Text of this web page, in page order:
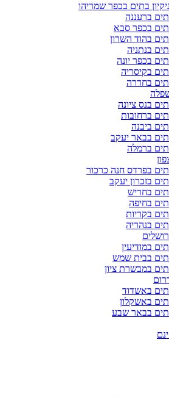
בתים בכפר שמריהו
ברעננה
בתים בכפר סבא
בהוד השרון
בנתניה
בכפר יונה
בקיסריה
בחדרה
בנס ציונה
ברחובות
ביבנה
בתים בבאר יעקב
ברמלה
בתים בפרדס חנה כרכור
בזכרון יעקב
בחריש
בחיפה
בקריות
בנהריה
במודיעין
בתים בבית שמש
במבשרת ציון
באשדוד
באשקלון
בתים בבאר שבע